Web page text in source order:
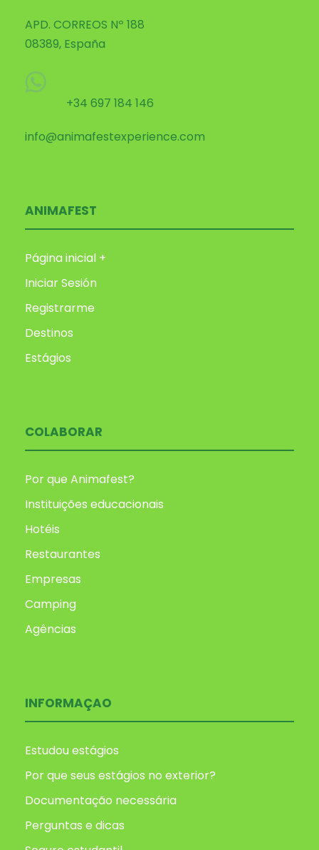
APD. CORREOS Nº 188
08389, España
+34 697 184 146
info@animafestexperience.com
ANIMAFEST
Página inicial +
Iniciar Sesión
Registrarme
Destinos
Estágios
COLABORAR
Por que Animafest?
Instituições educacionais
Hotéis
Restaurantes
Empresas
Camping
Agências
INFORMAÇAO
Estudou estágios
Por que seus estágios no exterior?
Documentação necessária
Perguntas e dicas